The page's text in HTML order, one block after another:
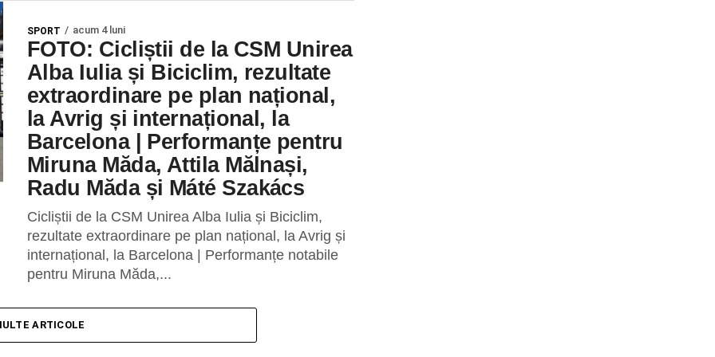
SPORT acum 4 luni
FOTO: Cicliștii de la CSM Unirea
Alba Iulia și Biciclim, rezultate
extraordinare pe plan național,
la Avrig și internațional, la
Barcelona | Performanțe pentru
Miruna Măda, Attila Mălnași,
Radu Măda și Máté Szakács
Cicliștii de la CSM Unirea Alba Iulia și Biciclim,
rezultate extraordinare pe plan național, la Avrig și
internațional, la Barcelona | Performanțe notabile
pentru Miruna Măda,...
ARTICOLE